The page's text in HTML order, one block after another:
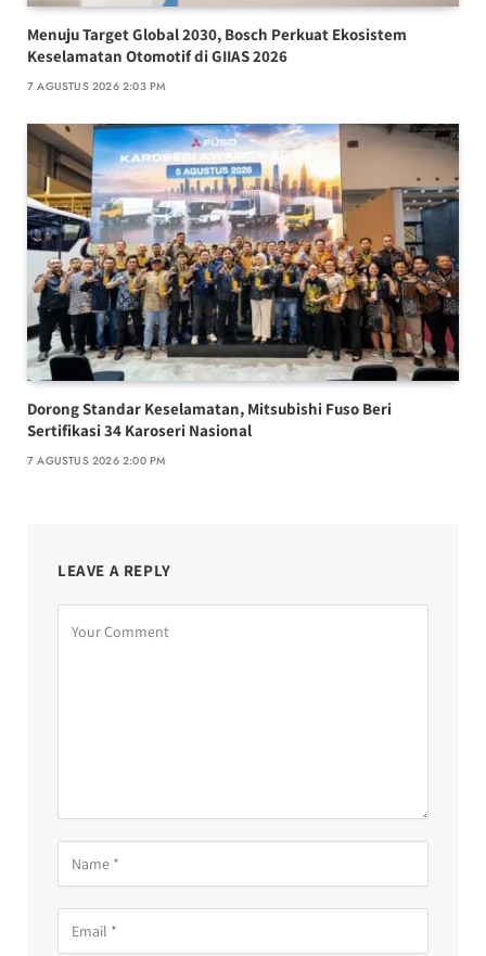
Menuju Target Global 2030, Bosch Perkuat Ekosistem
Keselamatan Otomotif di GIIAS 2026
7 AGUSTUS 2026 2:03 PM
Dorong Standar Keselamatan, Mitsubishi Fuso Beri
Sertifikasi 34 Karoseri Nasional
7 AGUSTUS 2026 2:00 PM
LEAVE A REPLY